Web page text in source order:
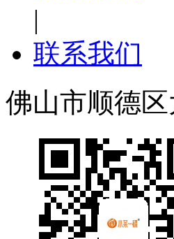
|
联系我们
佛山市顺德